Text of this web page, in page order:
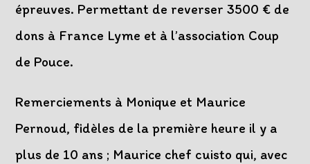
épreuves. Permettant de reverser 3500 € de
dons à France Lyme et à l’association Coup
de Pouce.
Remerciements à Monique et Maurice
Pernoud, fidèles de la première heure il y a
plus de 10 ans ; Maurice chef cuisto qui, avec